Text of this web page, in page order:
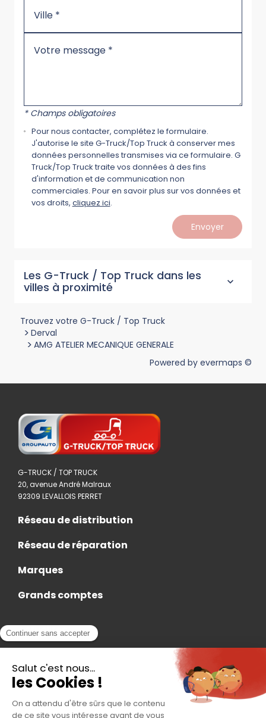
* Champs obligatoires
Pour nous contacter, complétez le formulaire.
J'autorise le site G-Truck/Top Truck à conserver mes
données personnelles transmises via ce formulaire. G
Truck/Top Truck traite vos données à des fins
d'information et de communication non
commerciales. Pour en savoir plus sur vos données et
vos droits, cliquez ici.
Envoyer
Les G-Truck / Top Truck dans les
villes à proximité
Trouvez votre G-Truck / Top Truck
> Derval
> AMG ATELIER MECANIQUE GENERALE
Powered by evermaps ©
G-TRUCK / TOP TRUCK
20, avenue André Malraux
92309 LEVALLOIS PERRET
Réseau de distribution
Réseau de réparation
Marques
Grands comptes
Actualités
Contact